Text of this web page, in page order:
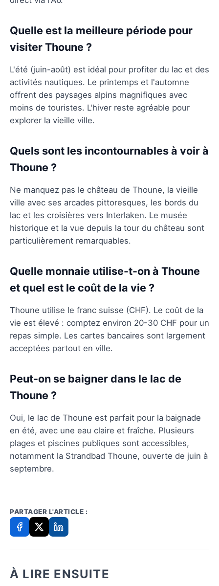
Quelle est la meilleure période pour
visiter Thoune ?
L'été (juin-août) est idéal pour profiter du lac et des
activités nautiques. Le printemps et l'automne
offrent des paysages alpins magnifiques avec
moins de touristes. L'hiver reste agréable pour
explorer la vieille ville.
Quels sont les incontournables à voir à
Thoune ?
Ne manquez pas le château de Thoune, la vieille
ville avec ses arcades pittoresques, les bords du
lac et les croisières vers Interlaken. Le musée
historique et la vue depuis la tour du château sont
particulièrement remarquables.
Quelle monnaie utilise-t-on à Thoune
et quel est le coût de la vie ?
Thoune utilise le franc suisse (CHF). Le coût de la
vie est élevé : comptez environ 20-30 CHF pour un
repas simple. Les cartes bancaires sont largement
acceptées partout en ville.
Peut-on se baigner dans le lac de
Thoune ?
Oui, le lac de Thoune est parfait pour la baignade
en été, avec une eau claire et fraîche. Plusieurs
plages et piscines publiques sont accessibles,
notamment la Strandbad Thoune, ouverte de juin à
septembre.
PARTAGER L'ARTICLE :
À LIRE ENSUITE